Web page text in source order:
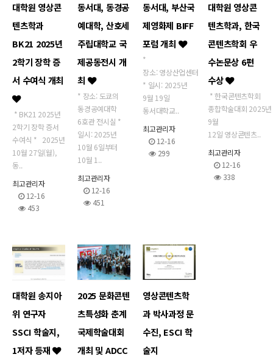
대학원 영상콘
텐츠학과
BK21 2025년
2학기 장학 증
서 수여식 개최
* BK21 2025년
2학기 장학 증서
수여식 * 2025년
10월 27일(월),
동..
최고관리자
12-16
453
동서대, 동경공
예대학, 산호세
주립대학교 국
제공동전시 개
최
* 장소: 도쿄의
동경공예대학
6호관 전시실 *
일시: 2025년
10월 6일부터
10월 1..
최고관리자
12-16
451
동서대, 부산국
제영화제 BIFF
포럼 개최
*
장소: 영상산업센터
* 일시: 2025년
9월 19일
동서대학교..
최고관리자
12-16
299
대학원 영상콘
텐츠학과, 한국
콘텐츠학회 우
수논문상 6편
수상
* 한국콘텐츠학회
종합학술대회 2025년
9월
12일 영상콘텐츠..
최고관리자
12-16
338
대학원 송지아
위 연구자
SSCI 학술지,
1저자 등재
2025 문화콘텐
츠특성화 춘계
국제학술대회
개최 및 ADCC
영상콘텐츠학
과 박사과정 문
수진, ESCI 학
술지